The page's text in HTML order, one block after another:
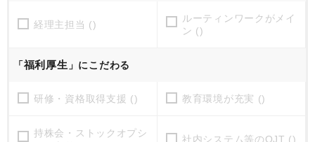
経理主担当 ()
ルーティンワークがメイ
ン ()
「福利厚生 」にこだわる
研修・資格取得支援 () 教育環境が充実 ()
持株会・ストックオプシ
社内システム等のOJT ()